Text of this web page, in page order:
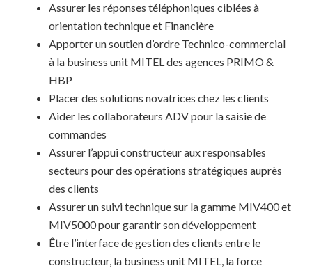
Assurer les réponses téléphoniques ciblées à
orientation technique et Financière
Apporter un soutien d’ordre Technico-commercial
à la business unit MITEL des agences PRIMO &
HBP
Placer des solutions novatrices chez les clients
Aider les collaborateurs ADV pour la saisie de
commandes
Assurer l’appui constructeur aux responsables
secteurs pour des opérations stratégiques auprès
des clients
Assurer un suivi technique sur la gamme MIV400 et
MIV5000 pour garantir son développement
Être l’interface de gestion des clients entre le
constructeur, la business unit MITEL, la force